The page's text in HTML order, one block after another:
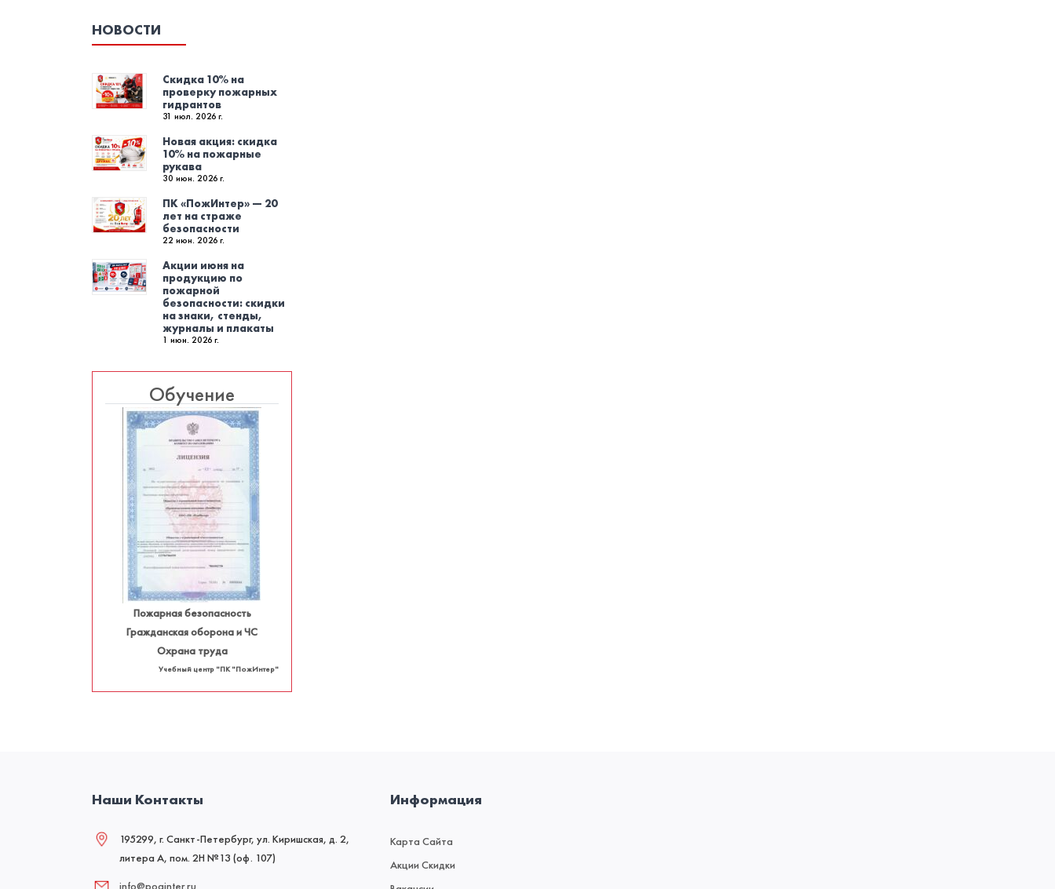
НОВОСТИ
Скидка 10% на
проверку пожарных
гидрантов
31 июл. 2026 г.
Новая акция: скидка
10% на пожарные
рукава
30 июн. 2026 г.
ПК «ПожИнтер» — 20
лет на страже
безопасности
22 июн. 2026 г.
Акции июня на
продукцию по
пожарной
безопасности: скидки
на знаки, стенды,
журналы и плакаты
1 июн. 2026 г.
Обучение
Пожарная безопасность
Гражданская оборона и ЧС
Охрана труда
Учебный центр "ПК "ПожИнтер"
Наши Контакты
195299, г. Санкт-Петербург, ул. Киришская, д. 2,
литера А, пом. 2Н №13 (оф. 107)
info@poginter.ru
Информация
Карта Сайта
Акции Скидки